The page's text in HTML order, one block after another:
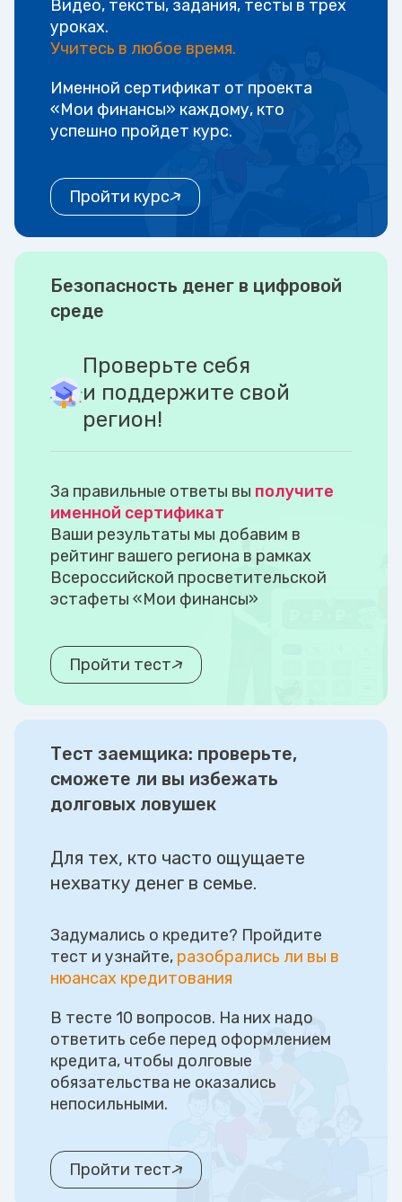
Видео, тексты, задания, тесты в трех
уроках.
Учитесь в любое время.
Именной сертификат от проекта
«Мои финансы» каждому, кто
успешно пройдет курс.
Пройти курс
Безопасность денег в цифровой
среде
Проверьте себя
и поддержите свой
регион!
За правильные ответы вы получите
именной сертификат
Ваши результаты мы добавим в
рейтинг вашего региона в рамках
Всероссийской просветительской
эстафеты «Мои финансы»
Пройти тест
Тест заемщика: проверьте,
сможете ли вы избежать
долговых ловушек
Для тех, кто часто ощущаете
нехватку денег в семье.
Задумались о кредите? Пройдите
тест и узнайте, разобрались ли вы в
нюансах кредитования
В тесте 10 вопросов. На них надо
ответить себе перед оформлением
кредита, чтобы долговые
обязательства не оказались
непосильными.
Пройти тест